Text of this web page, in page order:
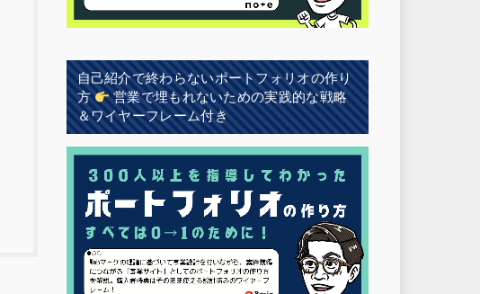
自己紹介で終わらないポートフォリオの作り
方
営業で埋もれないための実践的な戦略
＆ワイヤーフレーム付き